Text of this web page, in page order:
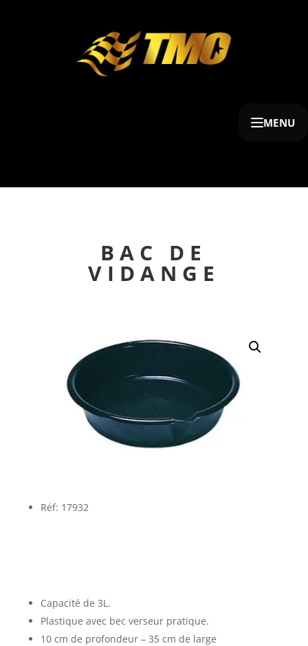
MENU
BAC DE
VIDANGE
Réf: 17932
Capacité de 3L.
Plastique avec bec verseur pratique.
10 cm de profondeur – 35 cm de large